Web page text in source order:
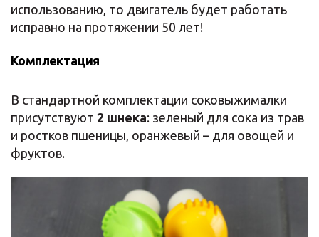
использованию, то двигатель будет работать
исправно на протяжении 50 лет!
Комплектация
В стандартной комплектации соковыжималки
присутствуют 2 шнека: зеленый для сока из трав
и ростков пшеницы, оранжевый – для овощей и
фруктов.